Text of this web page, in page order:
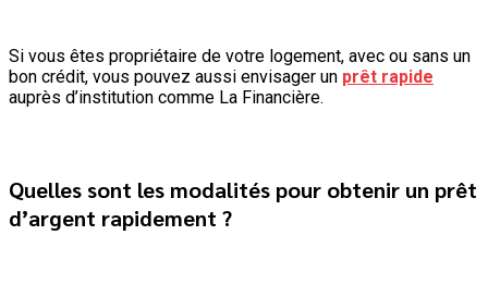
Si vous êtes propriétaire de votre logement, avec ou sans un
bon crédit, vous pouvez aussi envisager un prêt rapide
auprès d’institution comme La Financière.
Quelles sont les modalités pour obtenir un prêt
d’argent rapidement ?